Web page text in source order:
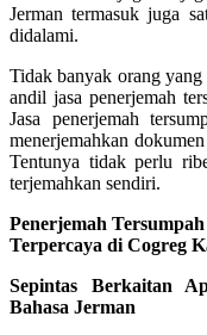
Jerman termasuk juga
didalami.
Tidak banyak orang yang
andil jasa penerjemah
Jasa penerjemah
menerjemahkan
Tentunya tidak perlu
terjemahkan sendiri.
Penerjemah
Terpercaya di Cogreg
Sepintas Berkaitan
Bahasa Jerman